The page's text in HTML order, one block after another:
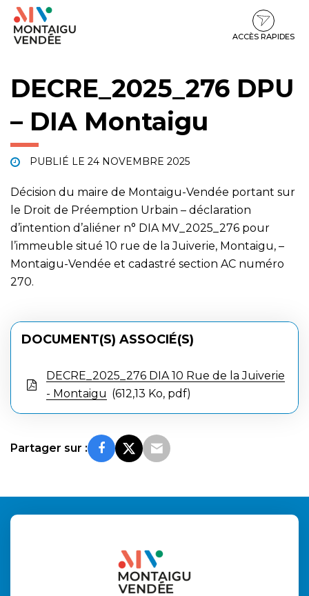
Gestion des traceurs
Aller
Aller
contenu
Aller
pied
ACCÈS RAPIDES
DECRE_2025_276 DPU
– DIA Montaigu
PUBLIÉ LE 24 NOVEMBRE 2025
Décision du maire de Montaigu-Vendée portant sur
le Droit de Préemption Urbain – déclaration
d’intention d’aliéner n° DIA MV_2025_276 pour
l’immeuble situé 10 rue de la Juiverie, Montaigu, –
Montaigu-Vendée et cadastré section AC numéro
270.
DOCUMENT(S) ASSOCIÉ(S)
DECRE_2025_276 DIA 10 Rue de la Juiverie
- Montaigu
612,13 Ko, pdf
Partager sur :